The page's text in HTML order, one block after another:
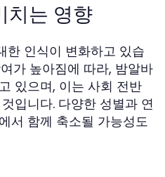
치는 영향
한 인식이 변화하고 있습
가 높아짐에 따라, 밤알바
있으며, 이는 사회 전반
입니다. 다양한 성별과 연
서 함께 축소될 가능성도